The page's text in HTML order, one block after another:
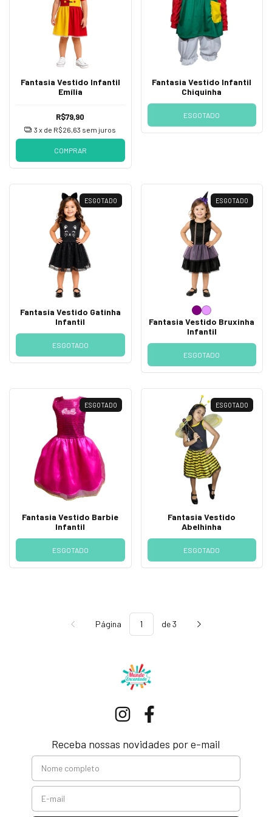
Fantasia Vestido Infantil
Emília
R$79,90
3 x de R$26,63 sem juros
COMPRAR
Fantasia Vestido Infantil
Chiquinha
ESGOTADO
ESGOTADO
Fantasia Vestido Gatinha
Infantil
ESGOTADO
ESGOTADO
Fantasia Vestido Bruxinha
Infantil
ESGOTADO
ESGOTADO
Fantasia Vestido Barbie
Infantil
ESGOTADO
ESGOTADO
Fantasia Vestido
Abelhinha
ESGOTADO
Página de 3
Receba nossas novidades por e-mail